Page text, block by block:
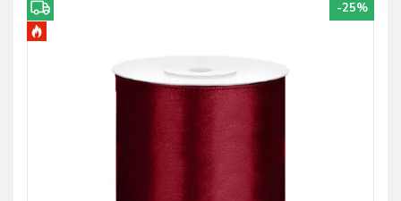
-25%